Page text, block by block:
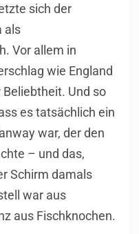
sich der
als
Vor allem in
wie England
Und so
es tatsächlich ein
war, der den
– und das,
Schirm damals
war aus
aus Fischknochen.